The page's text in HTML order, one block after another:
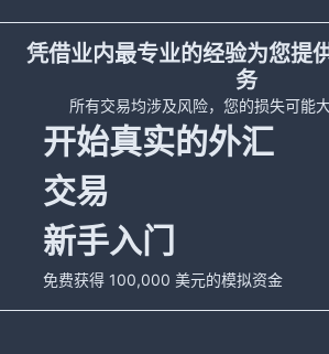
凭借业内最专业的经验为您提
务
所有交易均涉及风险，您的损失可能
开始真实的外汇
交易
新手入门
免费获得 100,000 美元的模拟资金